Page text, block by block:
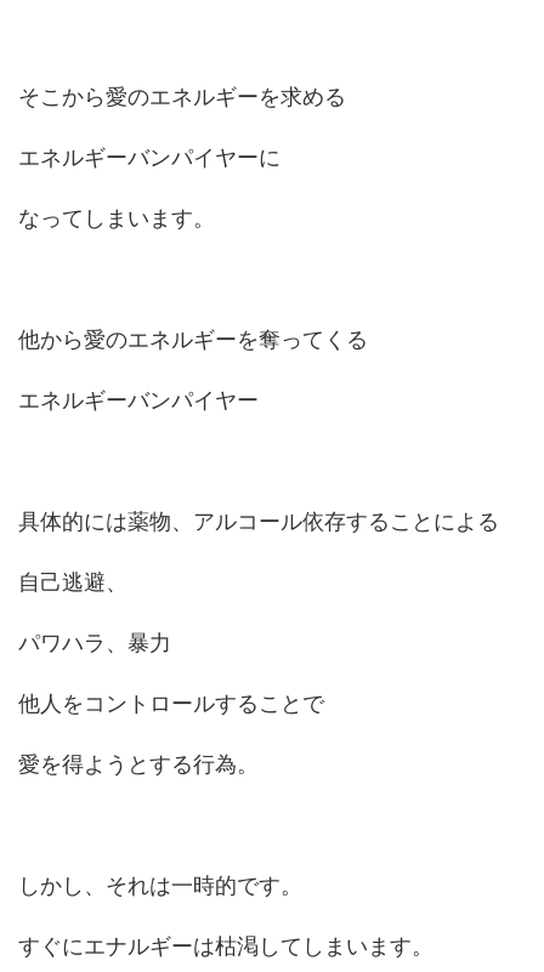
そこから愛のエネルギーを求める
エネルギーバンパイヤーに
なってしまいます。
他から愛のエネルギーを奪ってくる
エネルギーバンパイヤー
具体的には薬物、アルコール依存することによる
自己逃避、
パワハラ、暴力
他人をコントロールすることで
愛を得ようとする行為。
しかし、それは一時的です。
すぐにエナルギーは枯渇してしまいます。